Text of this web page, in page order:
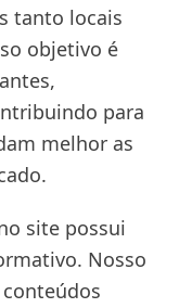
tanto locais
objetivo é
para
melhor as
site possui
Nosso